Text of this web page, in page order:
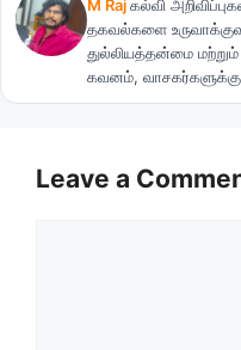
M Rajகல்வி
தகவல்களை
துல்லியத்தன்மை
கவனம்,
Leave a